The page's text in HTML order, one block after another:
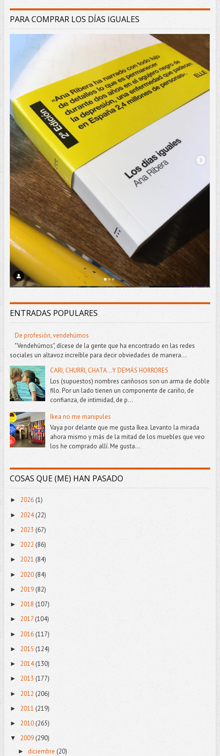
PARA COMPRAR LOS DÍAS IGUALES
ENTRADAS POPULARES
De profesión, vendehúmos
"Vendehúmos", dícese de la gente que ha encontrado en las redes
sociales un altavoz increíble para decir obviedades de manera...
CARI, CHURRI, CHATA...Y DEMÁS HORRORES
Los (supuestos) nombres cariñosos son un arma de doble
filo. Por un lado tienen un componente de cariño, de
confianza, de intimidad, de p...
Ikea no me manipules
Vaya por delante que me gusta Ikea. Levanto la mirada
ahora mismo y más de la mitad de los muebles que veo
los he comprado allí. Me gusta...
COSAS QUE (ME) HAN PASADO
► 2026 (1)
► 2024(22)
► 2023 (67)
► 2022 (86)
► 2021 (84)
► 2020 (84)
► 2019(82)
► 2018 (107)
► 2017 (104)
► 2016(117)
► 2015 (124)
► 2014(130)
► 2013 (177)
► 2012 (206)
► 2011 (219)
► 2010(265)
▼ 2009(290)
► diciembre (20)